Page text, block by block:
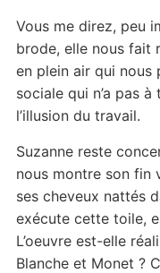
Vous me direz, peu
brode, elle nous fait
en plein air qui nous
sociale qui n’a pas
l’illusion du travail.
Suzanne reste
nous montre son fin
ses cheveux nattés
exécute cette toile,
L’oeuvre est-elle
Blanche et Monet ?